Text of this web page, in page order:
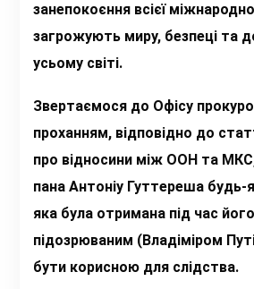
занепокоєння всієї
загрожують миру, безпеці та
усьому світі.
Звертаємося до Офісу
проханням, відповідно до
про відносини між ООН та
пана Антоніу Гуттереша будь-
яка була отримана під час його
підозрюваним (Владіміром
бути корисною для слідства.